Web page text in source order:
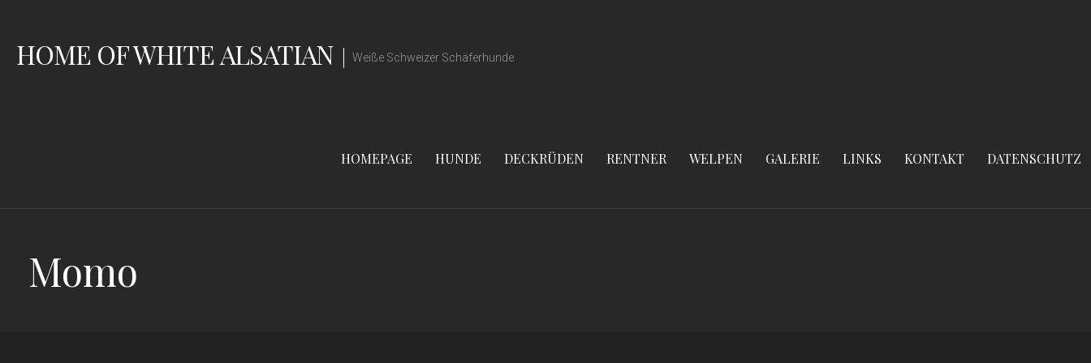
springen
HOME OF WHITE ALSATIAN Weiße Schweizer Schäferhunde
HOMEPAGE HUNDE DECKRÜDEN RENTNER WELPEN GALERIE LINKS KONTAKT DATENSCHUTZ
Momo